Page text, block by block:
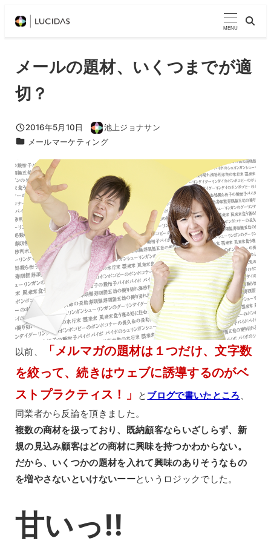
MENU
メールの題材、いくつまでが適
切？
投稿日
2016年5月10日
著
者
池上ジョナサン
カテゴリー
メールマーケティング
以前、
「メルマガの題材は１つだけ、文字数
を絞って、続きはウェブに誘導するのがベ
ストプラクティス！」
と ブログで書いたところ 、
同業者から反論を頂きました。
複数の商材を扱っており、既納顧客ならいざしらず、新
規の見込み顧客はどの商材に興味を持つかわからない。
だから、いくつかの題材を入れて興味のありそうなもの
を増やさないといけないーーというロジックでした。
甘いっ!!